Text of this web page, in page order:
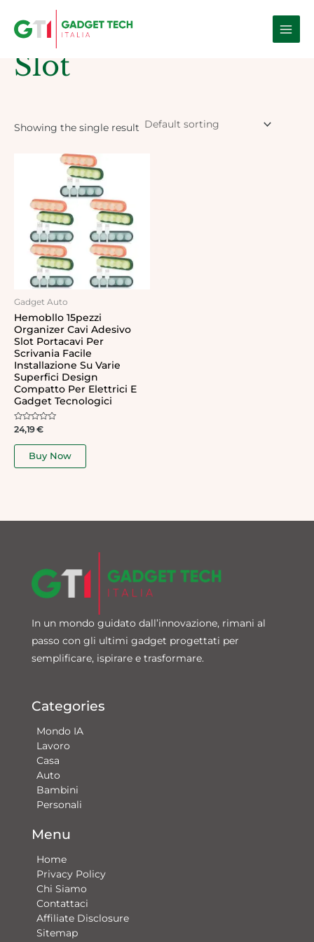
Main
Home / Products tagged “Slot”
Slot
Showing the single result
Gadget Auto
Hemobllo 15pezzi
Organizer Cavi Adesivo
Slot Portacavi Per
Scrivania Facile
Installazione Su Varie
Superfici Design
Compatto Per Elettrici E
Gadget Tecnologici
Rated
out
24,19€
Buy Now
In un mondo guidato dall’innovazione, rimani al
passo con gli ultimi gadget progettati per
semplificare, ispirare e trasformare.
Categories
Mondo IA
Lavoro
Casa
Auto
Bambini
Personali
Menu
Home
Privacy Policy
Chi Siamo
Contattaci​
Affiliate Disclosure
Sitemap